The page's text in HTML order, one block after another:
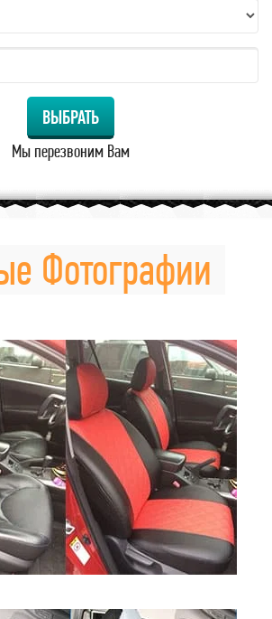
ВЫБРАТЬ
Мы перезвоним Вам
Фотографии